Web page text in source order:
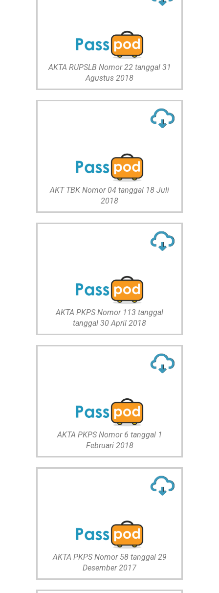
AKTA RUPSLB Nomor 22 tanggal 31
Agustus 2018
AKT TBK Nomor 04 tanggal 18 Juli
2018
AKTA PKPS Nomor 113 tanggal
tanggal 30 April 2018
AKTA PKPS Nomor 6 tanggal 1
Februari 2018
AKTA PKPS Nomor 58 tanggal 29
Desember 2017